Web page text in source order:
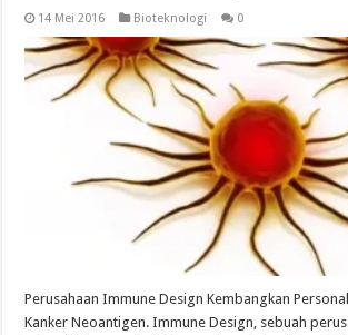
14 Mei 2016 Bioteknologi 0
Perusahaan Immune Design Kembangkan
Kanker Neoantigen. Immune Design, sebuah